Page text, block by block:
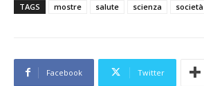
TAGS mostre salute scienza società
Facebook Twitter